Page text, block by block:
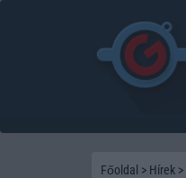
Főoldal > Hírek >